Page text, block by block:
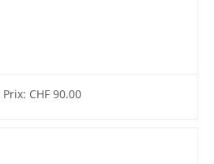
Prix: CHF 90.00